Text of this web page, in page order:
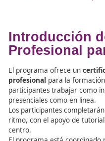
Recursos
Movilidad
Sostenible
Profesional
Academia Del
para Mover el Mundo
El Mejor Manual Sobre
Por Fórmate Editorial